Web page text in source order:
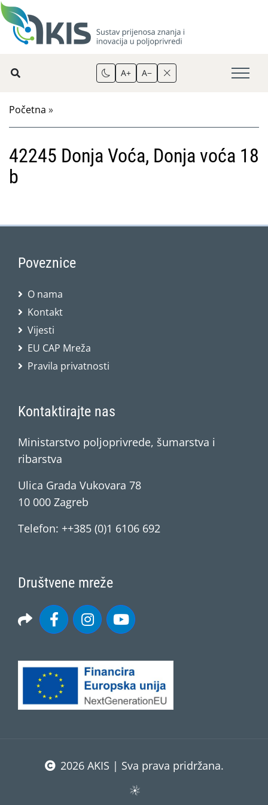
A+ A−
Početna »
42245 Donja Voća, Donja voća 18
b
Poveznice
O nama
Kontakt
Vijesti
EU CAP Mreža
Pravila privatnosti
Kontaktirajte nas
Ministarstvo poljoprivrede, šumarstva i
ribarstva
Ulica Grada Vukovara 78
10 000 Zagreb
Telefon: ++385 (0)1 6106 692
Društvene mreže
2026 AKIS | Sva prava pridržana.